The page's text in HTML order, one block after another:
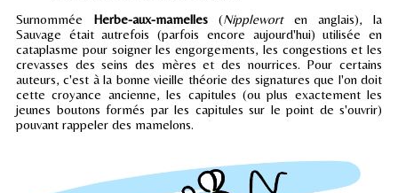
Surnommée Herbe-aux-mamelles (Nippleworten anglais), la
Sauvage était autrefois (parfois encore aujourd'hui) utilisée en
cataplasme pour soigner les engorgements, les congestions et les
crevasses des seins des mères et des nourrices. Pour certains
auteurs, c'est à la bonne vieille théorie des signatures que l'on doit
cette croyance ancienne, les capitules (ou plus exactement les
jeunes boutons formés par les capitules sur le point de s'ouvrir)
pouvant rappeler des mamelons.